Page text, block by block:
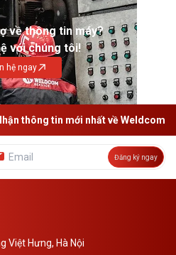
về thông tin máy?
với chúng tôi!
hệ ngay
thông tin mới nhất về Weldcom
Đăng ký ngay
Việt Hưng, Hà Nội